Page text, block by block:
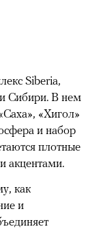
Siberia,
Сибири. В нем
«Хигол»
и набор
плотные
акцентами.
как
и